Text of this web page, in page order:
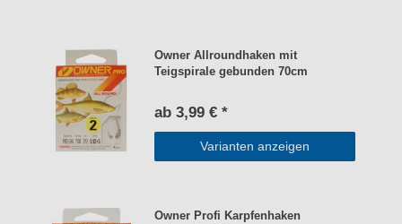
Owner Allroundhaken mit
Teigspirale gebunden 70cm
ab 3,99 € *
Varianten anzeigen
Owner Profi Karpfenhaken